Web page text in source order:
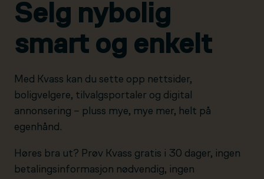
Selg nybolig
smart og enkelt
Med Kvass kan du sette opp nettsider,
boligvelgere, tilvalgsportaler og digital
annonsering – pluss mye, mye mer, helt på
egenhånd.
Høres bra ut? Prøv Kvass gratis i 30 dager, ingen
betalingsinformasjon nødvendig, ingen